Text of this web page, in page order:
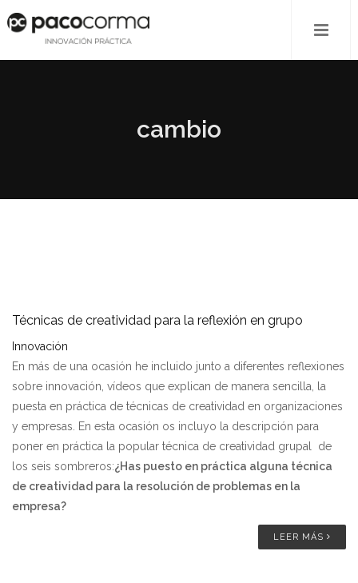
cambio
Técnicas de creatividad para la reflexión en grupo
Innovación
En más de una ocasión he incluido junto a diferentes reflexiones
sobre innovación, vídeos que explican de manera sencilla, la
puesta en práctica de técnicas de creatividad en organizaciones
y empresas. En esta ocasión os incluyo la descripción para
poner en práctica la popular técnica de creatividad grupal de
los seis sombreros:¿Has puesto en práctica alguna técnica
de creatividad para la resolución de problemas en la
empresa?
LEER MÁS